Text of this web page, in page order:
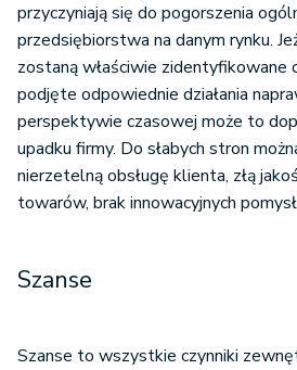
przyczyniają się do pogorszenia
przedsiębiorstwa na danym rynku.
zostaną właściwie zidentyfikowane
podjęte odpowiednie działania
perspektywie czasowej może to
upadku firmy. Do słabych stron
nierzetelną obsługę klienta, złą
towarów, brak innowacyjnych
Szanse
Szanse to wszystkie czynniki